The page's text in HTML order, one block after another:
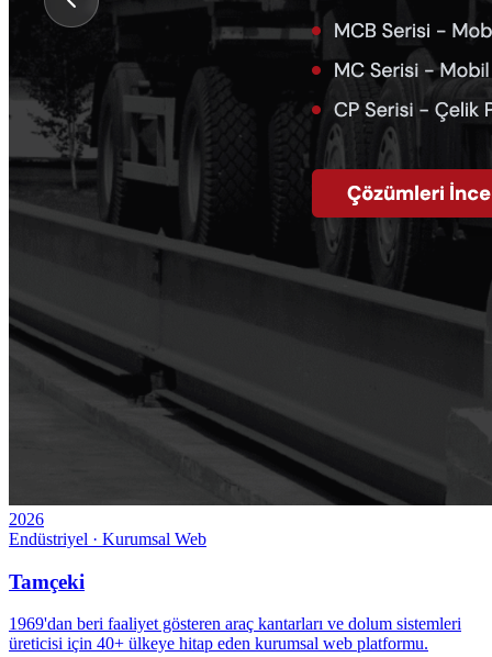
2026
Endüstriyel · Kurumsal Web
Tamçeki
1969'dan beri faaliyet gösteren araç kantarları ve dolum sistemleri
üreticisi için 40+ ülkeye hitap eden kurumsal web platformu.